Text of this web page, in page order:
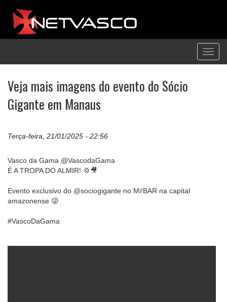
Veja mais imagens do evento do Sócio
Gigante em Manaus
Terça-feira, 21/01/2025 - 22:56
Vasco da Gama @VascodaGama
É A TROPA DO ALMIR! 💢🎥
Evento exclusivo do @sociogigante no Mi!BAR na capital
amazonense 😜
#VascoDaGama